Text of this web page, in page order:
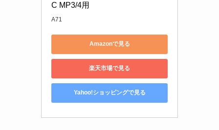
C MP3/4用
A71
Amazonで見る
楽天市場で見る
Yahoo!ショッピングで見る